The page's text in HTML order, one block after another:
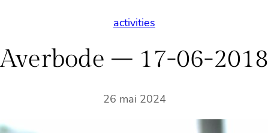
activities
Averbode – 17-06-2018
26 mai 2024